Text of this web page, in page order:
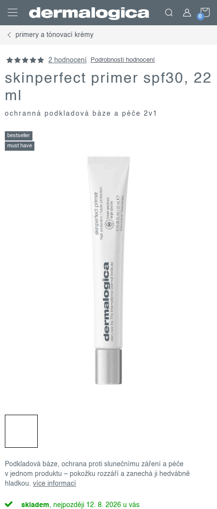
obsah
primery a tónovací krémy
2 hodnocení Podrobnosti hodnocení
skinperfect primer spf30, 22
ml
ochranná podkladová báze a péče 2v1
bestseller
must have
Podkladová báze, ochrana proti slunečnímu záření a péče
v jednom produktu – pokožku rozzáří a zanechá ji hedvábně
hladkou.
více informací
skladem 12. 8. 2026